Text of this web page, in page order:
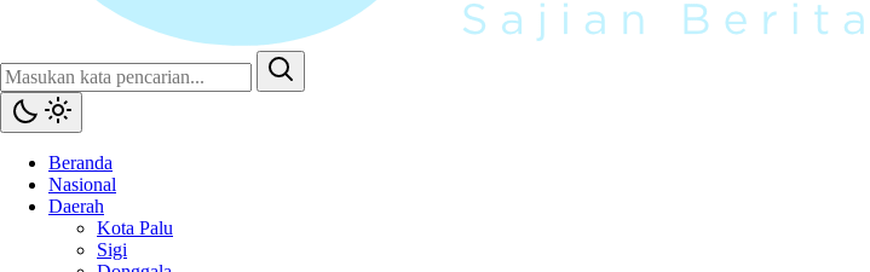
Beranda
Nasional
Daerah
Kota Palu
Sigi